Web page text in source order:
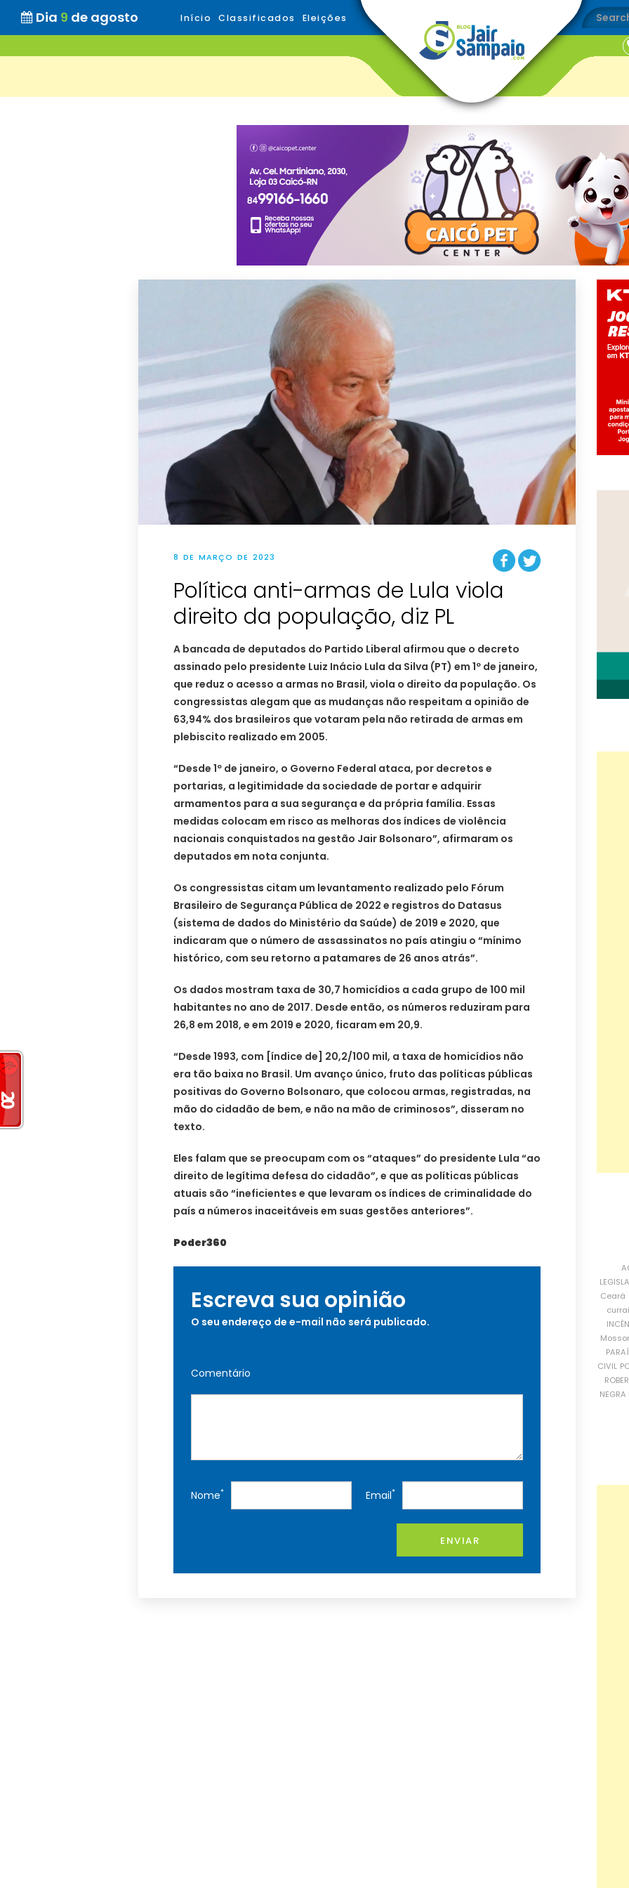
Dia 9 de agosto Início Classificados Eleições
8 DE MARÇO DE 2023
Política anti-armas de Lula viola
direito da população, diz PL
A bancada de deputados do Partido Liberal afirmou que o decreto
assinado pelo presidente Luiz Inácio Lula da Silva (PT) em 1º de janeiro,
que reduz o acesso a armas no Brasil, viola o direito da população. Os
congressistas alegam que as mudanças não respeitam a opinião de
63,94% dos brasileiros que votaram pela não retirada de armas em
plebiscito realizado em 2005.
“Desde 1º de janeiro, o Governo Federal ataca, por decretos e
portarias, a legitimidade da sociedade de portar e adquirir
armamentos para a sua segurança e da própria família. Essas
medidas colocam em risco as melhoras dos índices de violência
nacionais conquistados na gestão Jair Bolsonaro”, afirmaram os
deputados em nota conjunta.
Os congressistas citam um levantamento realizado pelo Fórum
Brasileiro de Segurança Pública de 2022 e registros do Datasus
(sistema de dados do Ministério da Saúde) de 2019 e 2020, que
indicaram que o número de assassinatos no país atingiu o “mínimo
histórico, com seu retorno a patamares de 26 anos atrás”.
Os dados mostram taxa de 30,7 homicídios a cada grupo de 100 mil
habitantes no ano de 2017. Desde então, os números reduziram para
26,8 em 2018, e em 2019 e 2020, ficaram em 20,9.
“Desde 1993, com [índice de] 20,2/100 mil, a taxa de homicídios não
era tão baixa no Brasil. Um avanço único, fruto das políticas públicas
positivas do Governo Bolsonaro, que colocou armas, registradas, na
mão do cidadão de bem, e não na mão de criminosos”, disseram no
texto.
Eles falam que se preocupam com os “ataques” do presidente Lula “ao
direito de legítima defesa do cidadão”, e que as políticas públicas
atuais são “ineficientes e que levaram os índices de criminalidade do
país a números inaceitáveis em suas gestões anteriores”.
Poder360
Escreva sua opinião
O seu endereço de e-mail não será publicado.
Comentário
Nome* Email*
ENVIAR
Ceará
CIVIL
NEGRA